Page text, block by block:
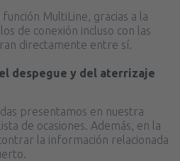
MultiLine, gracias a la
de conexión incluso con las
directamente entre sí.
despegue y del aterrizaje
presentamos en nuestra
de ocasiones. Además, en la
la información relacionada